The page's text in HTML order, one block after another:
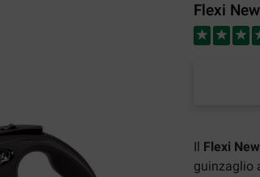
Flexi
Il Flexi
guinzaglio